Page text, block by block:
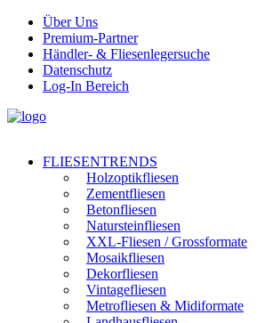
Über Uns
Premium-Partner
Händler- & Fliesenlegersuche
Datenschutz
Log-In Bereich
FLIESENTRENDS
Holzoptikfliesen
Zementfliesen
Betonfliesen
Natursteinfliesen
XXL-Fliesen / Grossformate
Mosaikfliesen
Dekorfliesen
Vintagefliesen
Metrofliesen & Midiformate